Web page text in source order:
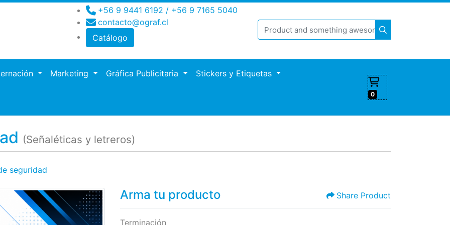
+56 9 9441 6192 / +56 9 7165 5040
contacto@ograf.cl
Catálogo
Marketing Gráfica Publicitaria Stickers y Etiquetas
0
(Señaléticas y letreros)
seguridad
Arma tu producto Share Product
Terminación